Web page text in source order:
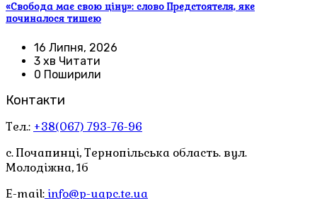
«Свобода має свою ціну»: слово Предстоятеля, яке
починалося тишею
16 Липня, 2026
3 хв Читати
0 Поширили
Контакти
Тел.: +38(067) 793-76-96
с. Почапинці, Тернопільська область. вул.
Молодіжна, 1б
E-mail: info@p-uapc.te.ua